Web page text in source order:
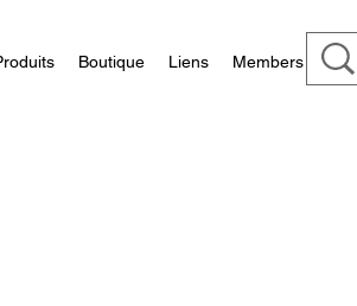
Boutique Liens Members